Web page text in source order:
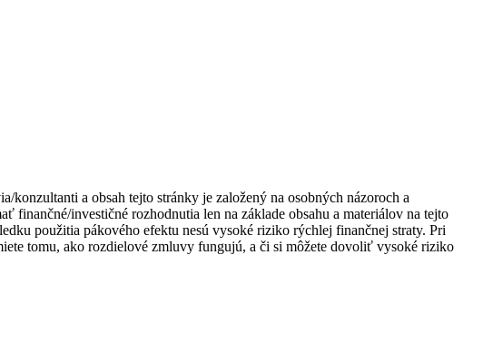
a obsah tejto stránky je založený na osobných názoroch a
finančné/investičné rozhodnutia len na základe obsahu a materiálov na tejto
použitia pákového efektu nesú vysoké riziko rýchlej finančnej straty. Pri
tomu, ako rozdielové zmluvy fungujú, a či si môžete dovoliť vysoké riziko